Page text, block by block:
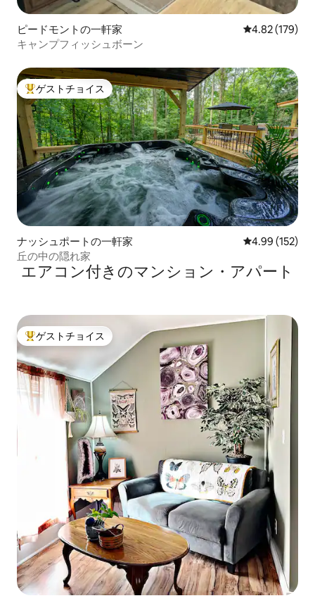
ピードモントの一軒家 レビュー179
4.82 (179)
キャンプフィッシュボーン
大好評のゲストチョイスです。
ゲストチョイス
ナッシュポートの一軒家 レビュー152
4.99 (152)
丘の中の隠れ家
エアコン付きのマンション・アパート
大好評のゲストチョイスです。
ゲストチョイス